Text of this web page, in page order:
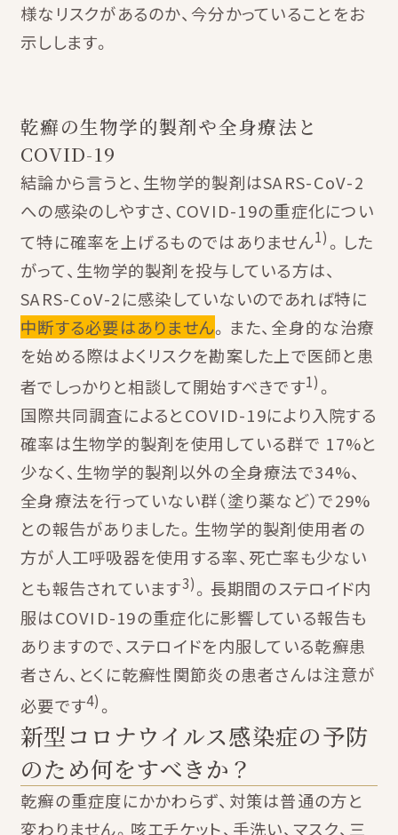
様なリスクがあるのか、今分かっていることをお
示しします。
乾癬の生物学的製剤や全身療法と
COVID-19
結論から言うと、生物学的製剤はSARS-CoV-2
への感染のしやすさ、COVID-19の重症化につい
て特に確率を上げるものではありません1)。した
がって、生物学的製剤を投与している方は、
SARS-CoV-2に感染していないのであれば特に
中断する必要はありません。また、全身的な治療
を始める際はよくリスクを勘案した上で医師と患
者でしっかりと相談して開始すべきです1)。
国際共同調査によるとCOVID-19により入院する
確率は生物学的製剤を使用している群で 17%と
少なく、生物学的製剤以外の全身療法で34%、
全身療法を行っていない群（塗り薬など）で29%
との報告がありました。生物学的製剤使用者の
方が人工呼吸器を使用する率、死亡率も少ない
とも報告されています3)。長期間のステロイド内
服はCOVID-19の重症化に影響している報告も
ありますので、ステロイドを内服している乾癬患
者さん、とくに乾癬性関節炎の患者さんは注意が
必要です4)。
新型コロナウイルス感染症の予防
のため何をすべきか？
乾癬の重症度にかかわらず、対策は普通の方と
変わりません。咳エチケット、手洗い、マスク、三